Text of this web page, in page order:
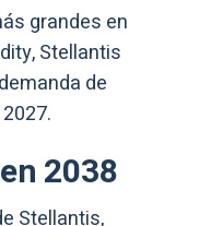
grandes en
Stellantis
de
2038
Stellantis,